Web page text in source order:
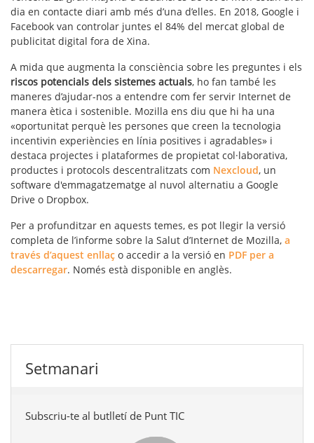
dia en contacte diari amb més d’una d’elles. En 2018, Google i
Facebook van controlar juntes el 84% del mercat global de
publicitat digital fora de Xina.
A mida que augmenta la consciència sobre les preguntes i els
riscos potencials dels sistemes actuals, ho fan també les
maneres d’ajudar-nos a entendre com fer servir Internet de
manera ètica i sostenible. Mozilla ens diu que hi ha una
«oportunitat perquè les persones que creen la tecnologia
incentivin experiències en línia positives i agradables» i
destaca projectes i plataformes de propietat col·laborativa,
productes i protocols descentralitzats com Nexcloud, un
software d'emmagatzematge al nuvol alternatiu a Google
Drive o Dropbox.
Per a profunditzar en aquests temes, es pot llegir la versió
completa de l’informe sobre la Salut d’Internet de Mozilla, a
través d’aquest enllaç o accedir a la versió en PDF per a
descarregar. Només està disponible en anglès.
Setmanari
Subscriu-te al butlletí de Punt TIC